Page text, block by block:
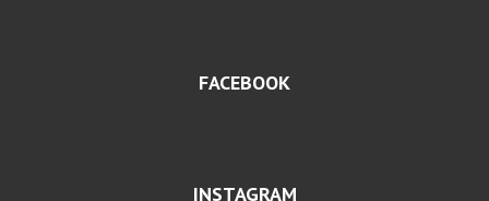
FACEBOOK
INSTAGRAM